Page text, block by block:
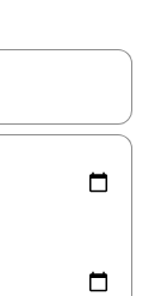
จผลการค้นหา